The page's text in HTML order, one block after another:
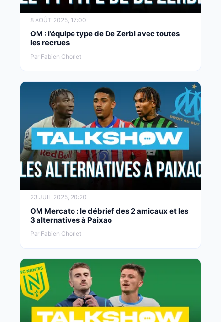
8 AOÛT 2025, 17:00
OM : l’équipe type de De Zerbi avec toutes
les recrues
Par Fabien Chorlet
23 JUIL 2025, 20:20
OM Mercato : le débrief des 2 amicaux et les
3 alternatives à Paixao
Par Fabien Chorlet